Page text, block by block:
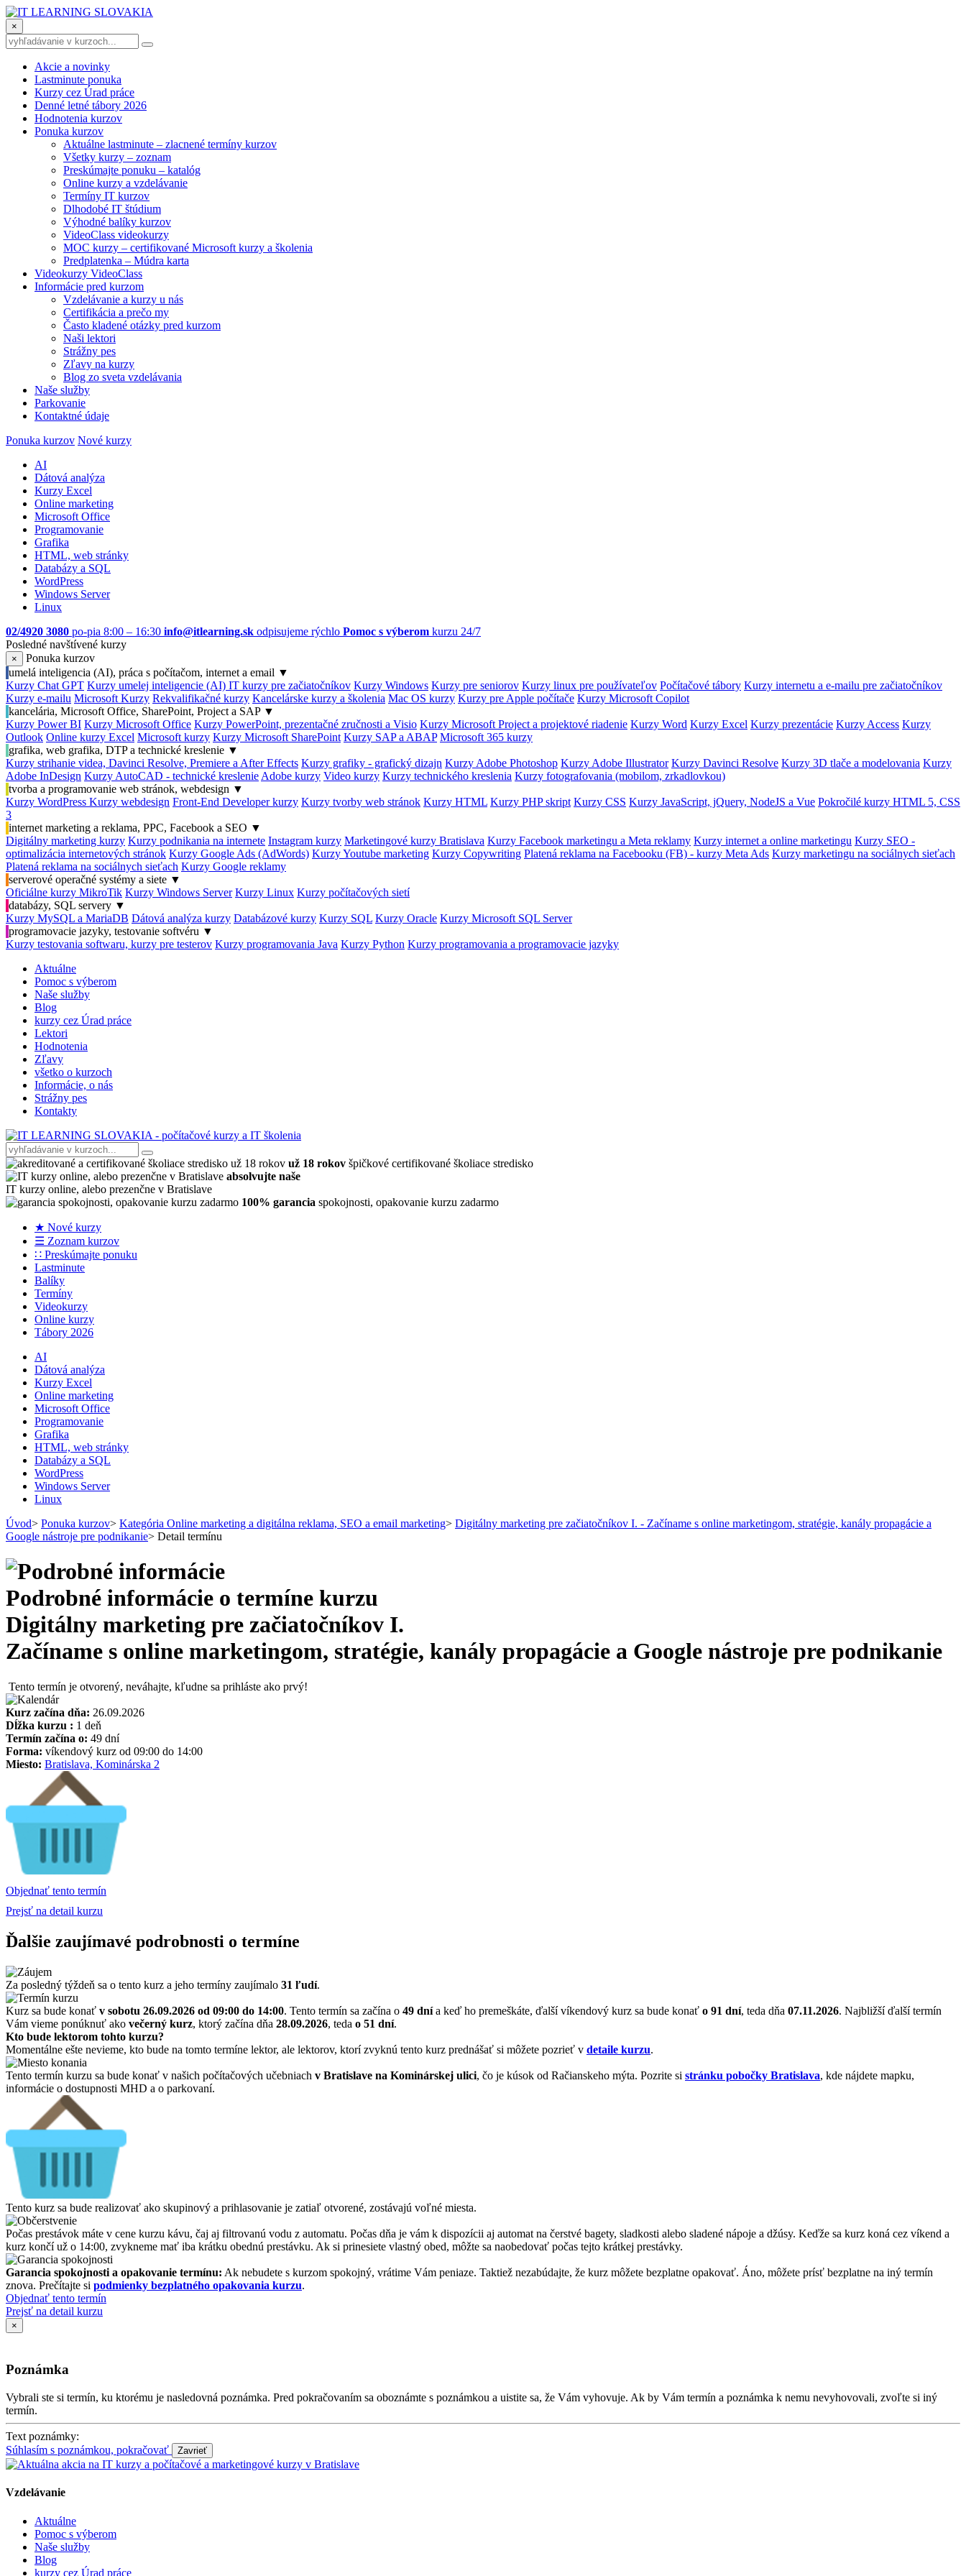
×
Akcie a novinky
Lastminute ponuka
Kurzy cez Úrad práce
Denné letné tábory 2026
Hodnotenia kurzov
Ponuka kurzov
Aktuálne lastminute – zlacnené termíny kurzov
Všetky kurzy – zoznam
Preskúmajte ponuku – katalóg
Online kurzy a vzdelávanie
Termíny IT kurzov
Dlhodobé IT štúdium
Výhodné balíky kurzov
VideoClass videokurzy
MOC kurzy – certifikované Microsoft kurzy a školenia
Predplatenka – Múdra karta
Videokurzy VideoClass
Informácie pred kurzom
Vzdelávanie a kurzy u nás
Certifikácia a prečo my
Často kladené otázky pred kurzom
Naši lektori
Strážny pes
Zľavy na kurzy
Blog zo sveta vzdelávania
Naše služby
Parkovanie
Kontaktné údaje
Ponuka kurzov Nové kurzy
AI
Dátová analýza
Kurzy Excel
Online marketing
Microsoft Office
Programovanie
Grafika
HTML, web stránky
Databázy a SQL
WordPress
Windows Server
Linux
02/4920 3080 po-pia 8:00 – 16:30 info@itlearning.sk odpisujeme rýchlo Pomoc s výberom kurzu 24/7
Posledné navštívené kurzy
×
Ponuka kurzov
umelá inteligencia (AI), práca s počítačom, internet a email ▼
Kurzy Chat GPT Kurzy umelej inteligencie (AI) IT kurzy pre začiatočníkov Kurzy Windows Kurzy pre seniorov Kurzy linux pre používateľov Počítačové tábory Kurzy internetu a e-mailu pre začiatočníkov
Kurzy e-mailu Microsoft Kurzy Rekvalifikačné kurzy Kancelárske kurzy a školenia Mac OS kurzy Kurzy pre Apple počítače Kurzy Microsoft Copilot
kancelária, Microsoft Office, SharePoint, Project a SAP ▼
Kurzy Power BI Kurzy Microsoft Office Kurzy PowerPoint, prezentačné zručnosti a Visio Kurzy Microsoft Project a projektové riadenie Kurzy Word Kurzy Excel Kurzy prezentácie Kurzy Access Kurzy
Outlook Online kurzy Excel Microsoft kurzy Kurzy Microsoft SharePoint Kurzy SAP a ABAP Microsoft 365 kurzy
grafika, web grafika, DTP a technické kreslenie ▼
Kurzy strihanie videa, Davinci Resolve, Premiere a After Effects Kurzy grafiky - grafický dizajn Kurzy Adobe Photoshop Kurzy Adobe Illustrator Kurzy Davinci Resolve Kurzy 3D tlače a modelovania Kurzy
Adobe InDesign Kurzy AutoCAD - technické kreslenie Adobe kurzy Video kurzy Kurzy technického kreslenia Kurzy fotografovania (mobilom, zrkadlovkou)
tvorba a programovanie web stránok, webdesign ▼
Kurzy WordPress Kurzy webdesign Front-End Developer kurzy Kurzy tvorby web stránok Kurzy HTML Kurzy PHP skript Kurzy CSS Kurzy JavaScript, jQuery, NodeJS a Vue Pokročilé kurzy HTML 5, CSS
3
internet marketing a reklama, PPC, Facebook a SEO ▼
Digitálny marketing kurzy Kurzy podnikania na internete Instagram kurzy Marketingové kurzy Bratislava Kurzy Facebook marketingu a Meta reklamy Kurzy internet a online marketingu Kurzy SEO -
optimalizácia internetových stránok Kurzy Google Ads (AdWords) Kurzy Youtube marketing Kurzy Copywriting Platená reklama na Facebooku (FB) - kurzy Meta Ads Kurzy marketingu na sociálnych sieťach
Platená reklama na sociálnych sieťach Kurzy Google reklamy
serverové operačné systémy a siete ▼
Oficiálne kurzy MikroTik Kurzy Windows Server Kurzy Linux Kurzy počítačových sietí
databázy, SQL servery ▼
Kurzy MySQL a MariaDB Dátová analýza kurzy Databázové kurzy Kurzy SQL Kurzy Oracle Kurzy Microsoft SQL Server
programovacie jazyky, testovanie softvéru ▼
Kurzy testovania softwaru, kurzy pre testerov Kurzy programovania Java Kurzy Python Kurzy programovania a programovacie jazyky
Aktuálne
Pomoc s výberom
Naše služby
Blog
kurzy cez Úrad práce
Lektori
Hodnotenia
Zľavy
všetko o kurzoch
Informácie, o nás
Strážny pes
Kontakty
už 18 rokov špičkové certifikované školiace stredisko
absolvujte naše
IT kurzy online, alebo prezenčne v Bratislave
100% garancia spokojnosti, opakovanie kurzu zadarmo
★ Nové kurzy
☰ Zoznam kurzov
∷ Preskúmajte ponuku
Lastminute
Balíky
Termíny
Videokurzy
Online kurzy
Tábory 2026
AI
Dátová analýza
Kurzy Excel
Online marketing
Microsoft Office
Programovanie
Grafika
HTML, web stránky
Databázy a SQL
WordPress
Windows Server
Linux
Úvod> Ponuka kurzov> Kategória Online marketing a digitálna reklama, SEO a email marketing> Digitálny marketing pre začiatočníkov I. - Začíname s online marketingom, stratégie, kanály propagácie a
Google nástroje pre podnikanie> Detail termínu
Podrobné informácie o termíne kurzu
Digitálny marketing pre začiatočníkov I.
Začíname s online marketingom, stratégie, kanály propagácie a Google nástroje pre podnikanie
Tento termín je otvorený, neváhajte, kľudne sa prihláste ako prvý!
Kurz začína dňa: 26.09.2026
Dĺžka kurzu : 1 deň
Termín začína o: 49 dní
Forma: víkendový kurz od 09:00 do 14:00
Miesto: Bratislava, Kominárska 2
Objednať tento termín
Prejsť na detail kurzu
Ďalšie zaujímavé podrobnosti o termíne
Za posledný týždeň sa o tento kurz a jeho termíny zaujímalo 31 ľudí.
Kurz sa bude konať v sobotu 26.09.2026 od 09:00 do 14:00. Tento termín sa začína o 49 dnía keď ho premeškáte, ďalší víkendový kurz sa bude konať o 91 dní, teda dňa 07.11.2026. Najbližší ďalší termín
Vám vieme ponúknuť ako večerný kurz, ktorý začína dňa 28.09.2026, teda o 51 dní.
Kto bude lektorom tohto kurzu?
Momentálne ešte nevieme, kto bude na tomto termíne lektor, ale lektorov, ktorí zvyknú tento kurz prednášať si môžete pozrieť v detaile kurzu.
Tento termín kurzu sa bude konať v našich počítačových učebniach v Bratislave na Kominárskej ulici, čo je kúsok od Račianskeho mýta. Pozrite si stránku pobočky Bratislava, kde nájdete mapku,
informácie o dostupnosti MHD a o parkovaní.
Tento kurz sa bude realizovať ako skupinový a prihlasovanie je zatiaľ otvorené, zostávajú voľné miesta.
Počas prestávok máte v cene kurzu kávu, čaj aj filtrovanú vodu z automatu. Počas dňa je vám k dispozícii aj automat na čerstvé bagety, sladkosti alebo sladené nápoje a džúsy. Keďže sa kurz koná cez víkend a
kurz končí už o 14:00, zvykneme mať iba krátku obednú prestávku. Ak si prinesiete vlastný obed, môžte sa naobedovať počas tejto krátkej prestávky.
Garancia spokojnosti a opakovanie termínu: Ak nebudete s kurzom spokojný, vrátime Vám peniaze. Taktiež nezabúdajte, že kurz môžete bezplatne opakovať. Áno, môžete prísť bezplatne na iný termín
znova. Prečítajte si podmienky bezplatného opakovania kurzu.
Objednať tento termín
Prejsť na detail kurzu
×
Poznámka
Vybrali ste si termín, ku ktorému je nasledovná poznámka. Pred pokračovaním sa oboznámte s poznámkou a uistite sa, že Vám vyhovuje. Ak by Vám termín a poznámka k nemu nevyhovovali, zvoľte si iný
termín.
Text poznámky:
Súhlasím s poznámkou, pokračovať
Vzdelávanie
Aktuálne
Pomoc s výberom
Naše služby
Blog
kurzy cez Úrad práce